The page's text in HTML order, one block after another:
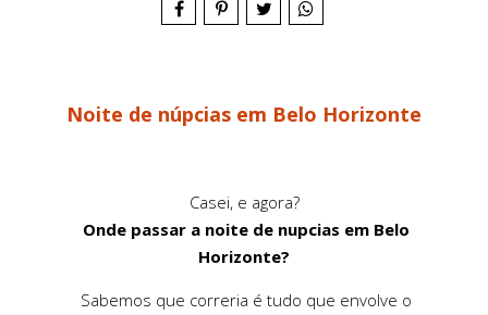
Noite de núpcias em Belo Horizonte
Casei, e agora?
Onde passar a noite de nupcias em Belo
Horizonte?
Sabemos que correria é tudo que envolve o